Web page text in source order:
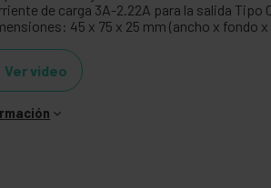
de carga 3A-2.22A para la salida Tipo
45 x 75 x 25 mm (ancho x fondo
Ver video